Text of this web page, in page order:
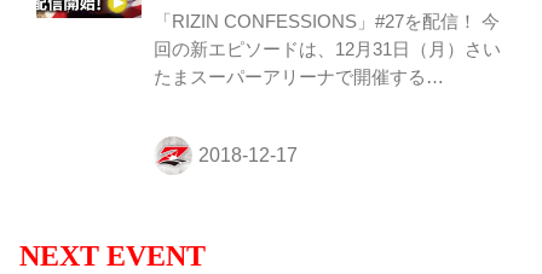
ド・メイウェザーとの記者会見の舞台裏に
も密着。 選手それぞれがどのような思いで
試合に臨み、試合の分析、日々の練習。さ
「RIZIN CONFESSIONS」#27を配信！ 今
回の新エピソードは、12月31日（月）さい
たまスーパーアリーナで開催する
『Cygames presents RIZIN 平成最後のや
れんのか！』へ向けたエピソードを配信
いるRIZINバンタム級王座決定戦で激突す
NEXT EVENT